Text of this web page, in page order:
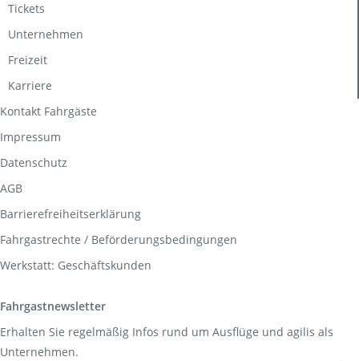
Tickets
Unternehmen
Freizeit
Karriere
Kontakt Fahrgäste
Impressum
Datenschutz
AGB
Barrierefreiheitserklärung
Fahrgastrechte / Beförderungsbedingungen
Werkstatt: Geschäftskunden
Fahrgastnewsletter
Erhalten Sie regelmäßig Infos rund um Ausflüge und agilis als
Unternehmen.